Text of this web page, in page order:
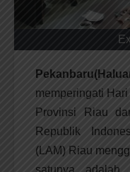
memperingati
Provinsi Riau
Republik
(LAM) Riau
satunya adalah